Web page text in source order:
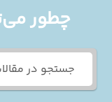
چطور